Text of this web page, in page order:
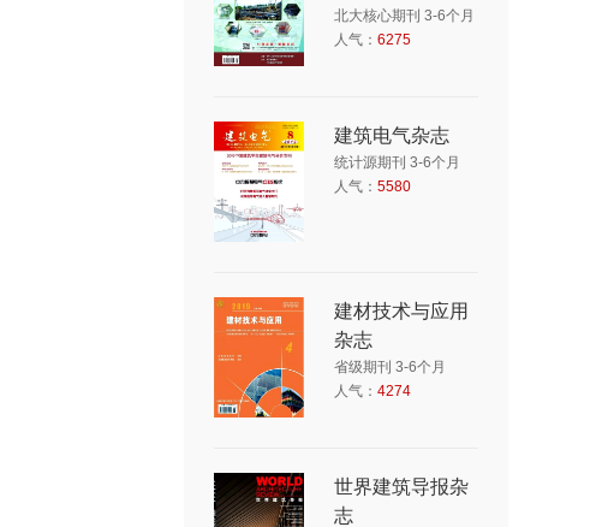
北大核心期刊 3-6个月
人气： 6275
建筑电气杂志
统计源期刊 3-6个月
人气： 5580
建材技术与应用
杂志
省级期刊 3-6个月
人气： 4274
世界建筑导报杂
志